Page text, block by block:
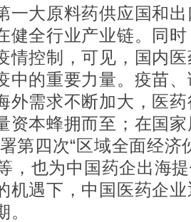
一大原料药供应国和
健全行业产业链。同时
情控制，可见，国内
中的重要力量。疫苗
外需求不断加大，医
资本蜂拥而至；在国
第四次“区域全面经济
等，也为中国药企出海
机遇下，中国医药企